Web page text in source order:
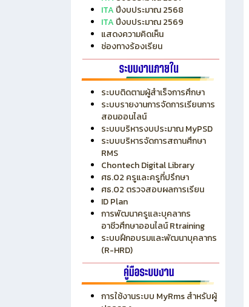
ITAปีงบประมาณ 2567
ITAปีงบประมาณ 2568
ปีงบประมาณ 2569
แสดงความคิดเห็น
ช่องทางร้องเรียน
ระบบติดตามผู้สำเร็จการศึกษา
ระบบรายงานการจัดการเรียนการ
สอนออนไลน์
ระบบบริหารงบประมาณ MyPSD
ระบบบริหารจัดการสถานศึกษา
RMS
Chontech Digital Library
ศธ.02 ครูและครูที่ปรึกษา
ศธ.02 ตรวจสอบผลการเรียน
ID Plan
การพัฒนาครูและบุคลากร
อาชีวศึกษาออนไลน์ Rtraining
ระบบฝึกอบรมและพัฒนาบุคลากร
(R-HRD)